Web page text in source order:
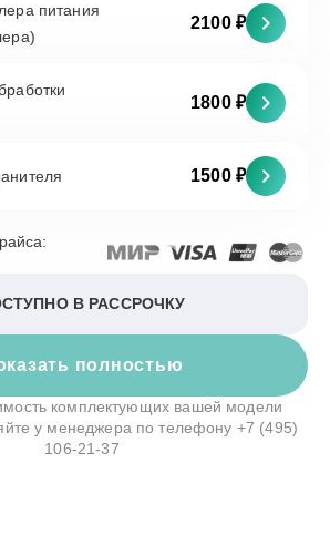
питания
2100 ₽
1800 ₽
1500 ₽
полностью
В РАССРОЧКУ
комплектующих вашей модели
у менеджера по телефону +7 (495)
106-21-37